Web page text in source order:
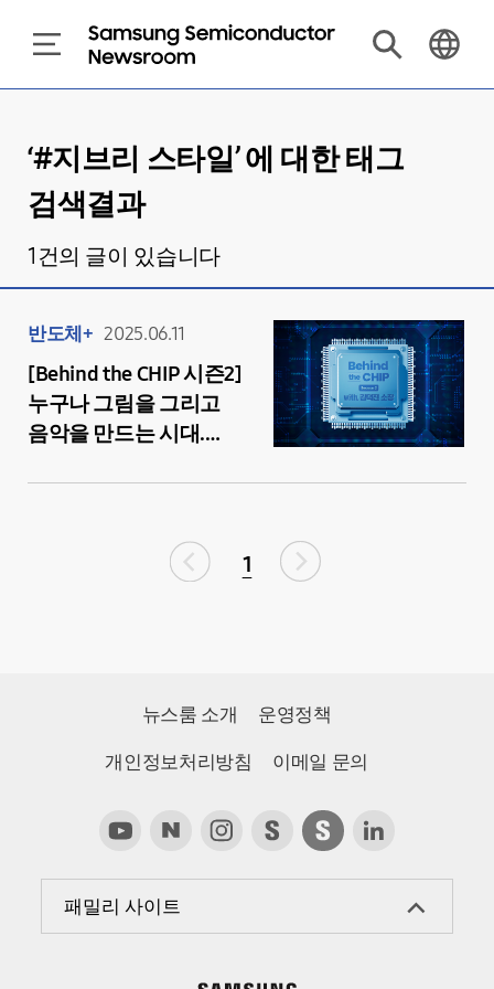
‘#지브리 스타일’ 에 대한 태그
검색결과
1 건의 글이 있습니다
반도체+ 2025.06.11
[Behind the CHIP 시즌2]
누구나 그림을 그리고
음악을 만드는 시대.
1
뉴스룸 소개 운영정책
개인정보처리방침 이메일 문의
패밀리 사이트